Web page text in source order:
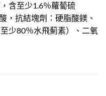
含至少1.6％蘿蔔硫
，抗結塊劑：硬脂酸鎂、
少80％水飛薊素）、二氧